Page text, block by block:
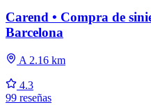
Carend • Compra de
Barcelona
A 2.16 km
4.3
99 reseñas